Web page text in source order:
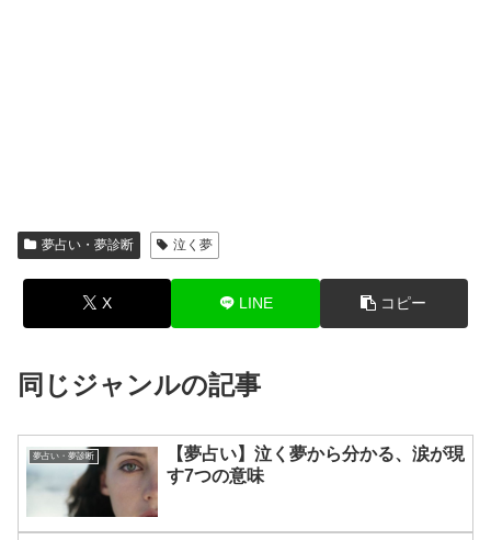
夢占い・夢診断 泣く夢
X LINE コピー
同じジャンルの記事
夢占い・夢診断
【夢占い】泣く夢から分かる、涙が現
す7つの意味